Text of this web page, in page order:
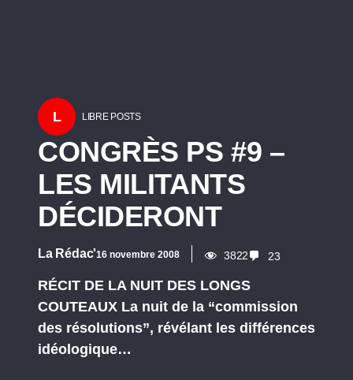
L LIBRE POSTS
CONGRÈS PS #9 –
LES MILITANTS
DÉCIDERONT
La Rédac'16 novembre 2008 3822 23
RÉCIT DE LA NUIT DES LONGS
COUTEAUX La nuit de la “commission
des résolutions”, révélant les différences
idéologique…